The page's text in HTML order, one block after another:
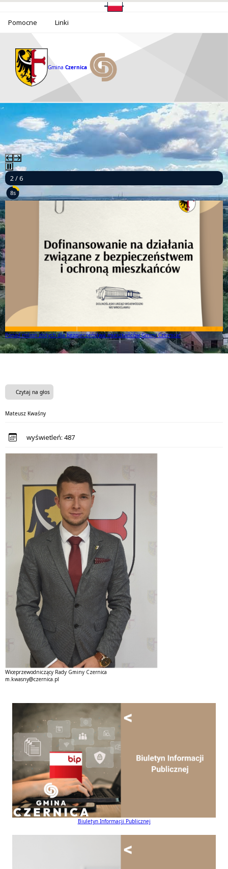
Pomocne Linki
Gmina Czernica
2 / 6
6s
Ponad milion złotych dla bezpieczeństwa mieszkańców Gminy Czernica!
Ponad milion złotych dla bezpieczeństwa mieszkańców Gminy Czernica!
Czytaj na głos
Mateusz Kwaśny
wyświetleń: 487
Wiceprzewodniczący Rady Gminy Czernica
m.kwasny@czernica.pl
Biuletyn Informacji Publicznej